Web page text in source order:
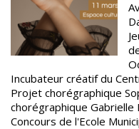
Incubateur créatif du
Projet chorégraphique
chorégraphique Gabrielle
Concours de l'Ecole